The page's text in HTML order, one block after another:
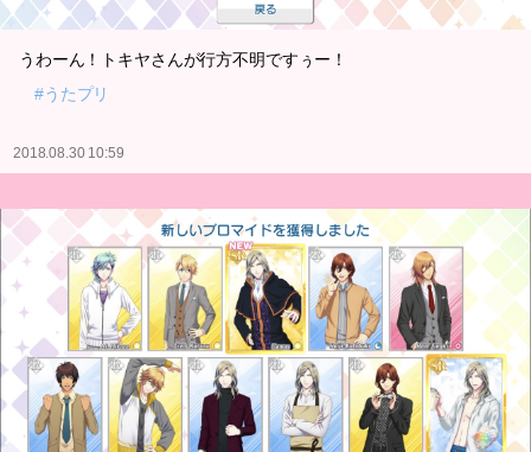
うわーん！トキヤさんが行方不明ですぅー！
#うたプリ
2018.08.30 10:59